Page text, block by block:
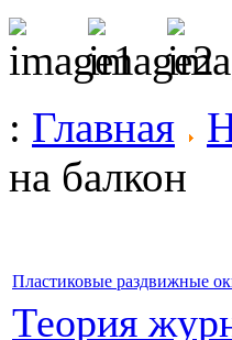
: Главная
на балкон
Пластиковые раздвижные
Теория